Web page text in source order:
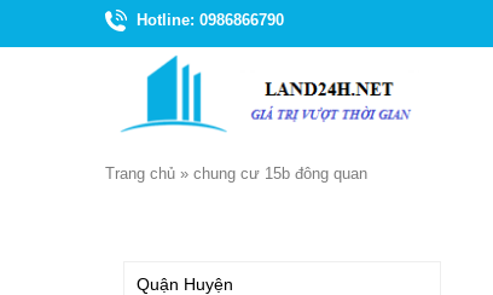
Hotline: 0986866790
Trang chủ » chung cư 15b đông quan